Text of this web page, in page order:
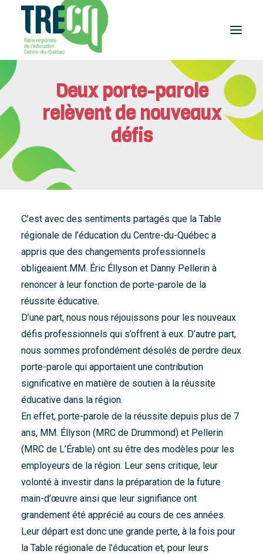
Réussite
Lecture
Plaisir de lire
Événements
et activités
Équilibre
études-travail
au Centre-du-Québec
et publications
Accueil
À propos
Nouvelles
Nous joindre
Deux porte-parole
relèvent de nouveaux
défis
C’est avec des sentiments partagés que la Table
régionale de l’éducation du Centre-du-Québec a
appris que des changements professionnels
obligeaient MM. Éric Éllyson et Danny Pellerin à
renoncer à leur fonction de porte-parole de la
réussite éducative.
D’une part, nous nous réjouissons pour les nouveaux
défis professionnels qui s’offrent à eux. D’autre part,
nous sommes profondément désolés de perdre deux
porte-parole qui apportaient une contribution
significative en matière de soutien à la réussite
éducative dans la région.
En effet, porte-parole de la réussite depuis plus de 7
ans, MM. Éllyson (MRC de Drummond) et Pellerin
(MRC de L’Érable) ont su être des modèles pour les
employeurs de la région. Leur sens critique, leur
volonté à investir dans la préparation de la future
main-d’œuvre ainsi que leur signifiance ont
grandement été apprécié au cours de ces années.
Leur départ est donc une grande perte, à la fois pour
la Table régionale de l’éducation et, pour leurs